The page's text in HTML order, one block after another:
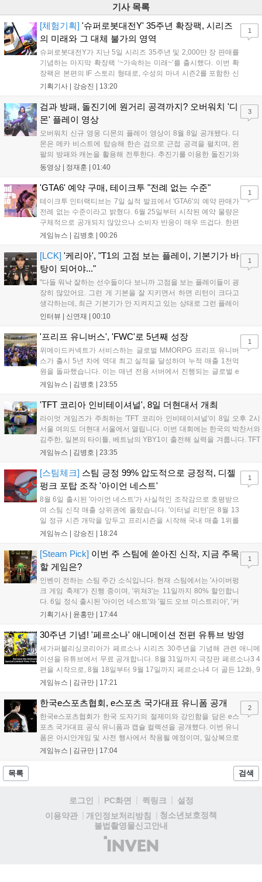
기사 목록
[체험기획] '슈퍼로봇대전Y' 35주년 확장팩, 시리즈
의 미래와 그 대체 불가의 영역
슈퍼로봇대전Y가 지난 5일 시리즈 35주년 및 2,000만 장 판매를
기념하는 마지막 확장팩 ‘~가속하는 미래~’를 출시했다. 이번 확
장팩은 본편의 IF 스토리 형태로, 수성의 마녀 시즌2를 포함한 신
규 참전작과 크로스오버 합체기를 선보이며 작품을 완결 짓는다.
하는 몰입감 있는 서사와 조합을 구현하며 시리즈의 미래를 향한
새로운 가능성을 제시했다....
기획기사 | 강승진 | 13:20
1
검과 방패, 돌진기에 원거리 공격까지? 오버워치 '디
몬' 플레이 영상
오버워치 신규 영웅 디몬의 플레이 영상이 8월 8일 공개됐다. 디
몬은 메카 비스트에 탑승해 한손 검으로 근접 공격을 펼치며, 왼
팔의 방패와 캐논을 활용해 전투한다. 추진기를 이용한 돌진기와
참격 형태의 궁극기를 보유했고, 메카 파괴 시 맨몸으로 기관총을
산의 영웅들 업데이트를 통해 정식 출시될 예정이다....
동영상 | 정재훈 | 01:40
3
'GTA6' 예약 구매, 테이크투 "전례 없는 수준"
테이크투 인터랙티브는 7일 실적 발표에서 'GTA6'의 예약 판매가
전례 없는 수준이라고 밝혔다. 6월 25일부터 시작된 예약 물량은
구체적으로 공개되지 않았으나 소비자 반응이 매우 뜨겁다. 한편
11월 19일 PS5와 Xbox 시리즈 X|S로 정식 출시될 예정이며, 록
상 'Grand Theft Auto VI: An Extended Look'을 최초 공개할 계획
이다....
게임뉴스 | 김병호 | 00:26
1
[LCK] '케리아', "T1의 고점 보는 플레이, 기본기가 바
탕이 되어야..."
"다들 워낙 잘하는 선수들이다 보니까 고점을 보는 플레이들이 굉
장히 많았어요. 그런 게 기본을 잘 지키면서 하면 리턴이 크다고
생각하는데, 최근 기본기가 안 지켜지고 있는 상태로 그런 플레이
를 추구하다 보니까 팀적으로 안 좋은 사고가 계속 많이 났던 것
LoL 챔피언스 코리아(LCK)'...
인터뷰 | 신연재 | 00:10
1
'프리프 유니버스', 'FWC'로 5년째 성장
위메이드커넥트가 서비스하는 글로벌 MMORPG 프리프 유니버
스가 출시 5년 차에 역대 최고 실적을 달성하며 누적 매출 1천억
원을 돌파했습니다. 이는 매년 전용 서버에서 진행되는 글로벌 e
스포츠 대회 FWC의 영향이 큽니다. FWC는 이용자가 동일한 조
은 전년 대비 매출과 이용자 지표가 대폭 상승하는 성과를 냈습니
FWC 그랜드 파이널이 개최될 예정이며, 위메이드커넥트는 이를
통해 커뮤니티 중심의 장기 성장 모델을 지속할 방침입니다....
게임뉴스 | 김병호 | 23:55
1
'TFT 코리아 인비테이셔널', 8일 더현대서 개최
라이엇 게임즈가 주최하는 'TFT 코리아 인비테이셔널'이 8일 오후 2시
서울 여의도 더현대 서울에서 열립니다. 이번 대회에는 한국의 박찬서와
김주한, 일본의 타이틀, 베트남의 YBY1이 출전해 실력을 겨룹니다. TFT
는 소속팀 없이 개인 자격으로 참가하는 독특한 대회 구조를 가지며, 누
17일까지 이어지는 이번 행사는 신규 세트 체험과 공연 등 다양한 즐길
거리를 제공하며, 이후 현대백화점 판교점에서도 행사가 이어질 예정입
니다. 연말에는 라스베이거스 오픈이 개최됩니다....
게임뉴스 | 김병호 | 23:35
[스팀체크] 스팀 긍정 99% 압도적으로 긍정적, 디젤
펑크 포탑 조작 '아이언 네스트'
8월 6일 출시된 '아이언 네스트'가 사실적인 조작감으로 호평받으
며 스팀 신작 매출 상위권에 올랐습니다. '이터널 리턴'은 8월 13
일 정규 시즌 개막을 앞두고 프리시즌을 시작해 국내 매출 1위를
기록했습니다. 25주년을 맞은 '고스트 리콘' 시리즈는 8월 6일 쇼
'마블 투혼: 파이팅 소울즈'와 레트로 수리 시뮬레이션 '리스토
리'도 스팀에 정식 출시되었습니다....
게임뉴스 | 강승진 | 18:24
1
[Steam Pick] 이번 주 스팀에 쏟아진 신작, 지금 주목
할 게임은?
인벤이 전하는 스팀 주간 소식입니다. 현재 스팀에서는 '사이버펑
크 게임 축제'가 진행 중이며, '위쳐3'는 11일까지 80% 할인합니
다. 6일 정식 출시된 '아이언 네스트'와 '필드 오브 미스트리아', '커
세어 코브'가 호평받고 있습니다. 한편, 7일 출시된 '마블 투혼'은
다. 유비소프트의 '고스트리콘: 와일드랜드'는 7년 만의 대규모 업
기획기사 | 윤홍만 | 17:44
1
30주년 기념! '페르소나' 애니메이션 전편 유튜브 방영
세가퍼블리싱코리아가 페르소나 시리즈 30주년을 기념해 관련 애니메
이션을 유튜브에서 무료 공개합니다. 8월 31일까지 극장판 페르소나3 4
편을 시작으로, 8월 18일부터 9월 17일까지 페르소나4 더 골든 12화, 9
월 15일부터 10월 14일까지 페르소나5 시리즈가 순차 공개됩니다. 또한
영상 및 대형 전광판에 소개될 예정입니다....
게임뉴스 | 김규만 | 17:21
한국e스포츠협회, e스포츠 국가대표 유니폼 공개
한국e스포츠협회가 한국 도자기의 절제미와 강인함을 담은 e스
포츠 국가대표 공식 유니폼과 캡슐 컬렉션을 공개했다. 이번 유니
폼은 아시안게임 및 사전 행사에서 착용될 예정이며, 일상복으로
구성된 컬렉션은 오는 8월 28일부터 골스튜디오 공식 홈페이지
게임뉴스 | 김규만 | 17:04
2
목록 검색
로그인 PC화면 퀵링크
설정
이용약관
개인정보처리방침
청소년보호정책
불법촬영물신고안내
(주)
인